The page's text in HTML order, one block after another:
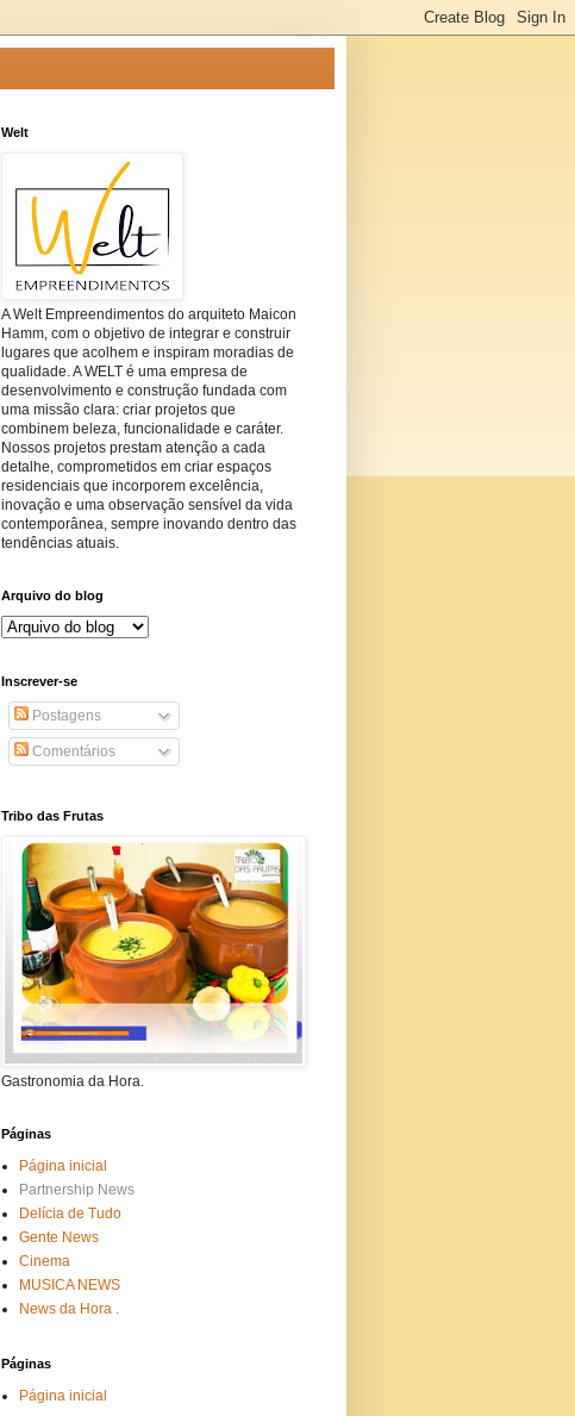
Welt
A Welt Empreendimentos do arquiteto Maicon
Hamm, com o objetivo de integrar e construir
lugares que acolhem e inspiram moradias de
qualidade. A WELT é uma empresa de
desenvolvimento e construção fundada com
uma missão clara: criar projetos que
combinem beleza, funcionalidade e caráter.
Nossos projetos prestam atenção a cada
detalhe, comprometidos em criar espaços
residenciais que incorporem excelência,
inovação e uma observação sensível da vida
contemporânea, sempre inovando dentro das
tendências atuais.
Arquivo do blog
Inscrever-se
Postagens
Comentários
Tribo das Frutas
Gastronomia da Hora.
Páginas
Página inicial
Partnership News
Delícia de Tudo
Gente News
Cinema
MUSICA NEWS
News da Hora .
Páginas
Página inicial